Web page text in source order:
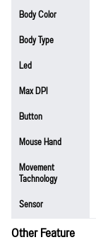
Body Color
Body Type
Led
Max DPI
Button
Mouse Hand
Movement
Tachnology
Sensor
Other Feature